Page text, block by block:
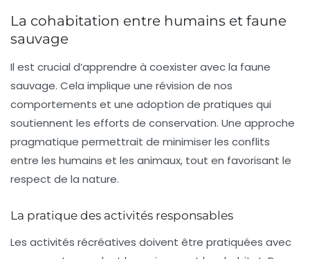
La cohabitation entre humains et faune
sauvage
Il est crucial d’apprendre à coexister avec la faune
sauvage. Cela implique une révision de nos
comportements et une adoption de pratiques qui
soutiennent les efforts de conservation. Une approche
pragmatique permettrait de minimiser les conflits
entre les humains et les animaux, tout en favorisant le
respect de la nature.
La pratique des activités responsables
Les activités récréatives doivent être pratiquées avec